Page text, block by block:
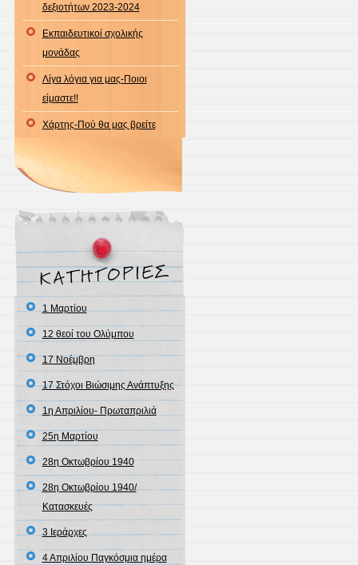
δεξιοτήτων 2023-2024
Εκπαιδευτικοί σχολικής
μονάδας
Λίγα λόγια για μας-Ποιοι
είμαστε!!
Χάρτης-Πού θα μας βρείτε
1 Μαρτίου
12 θεοί του Ολύμπου
17 Νοέμβρη
17 Στόχοι Βιώσιμης Ανάπτυξης
1η Απριλίου- Πρωταπριλιά
25η Μαρτίου
28η Οκτωβρίου 1940
28η Οκτωβρίου 1940/
Κατασκευές
3 Ιεράρχες
4 Απριλίου Παγκόσμια ημέρα